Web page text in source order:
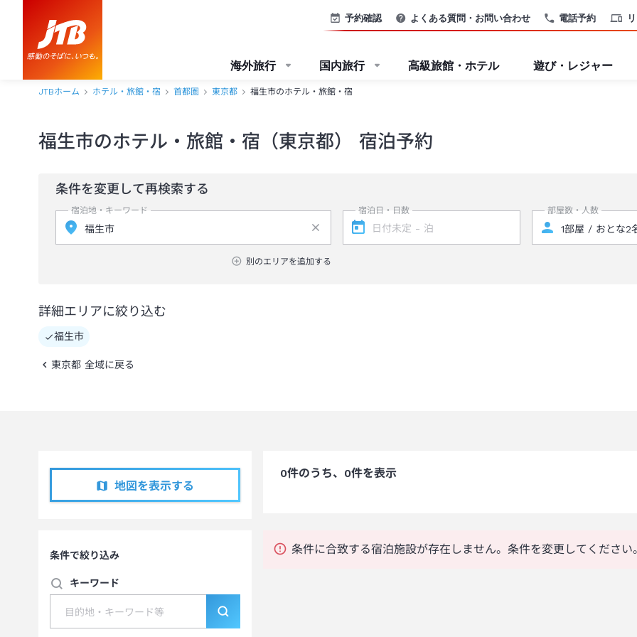
電話予約
予約確認 よくある質問・お問い合わせ
海外旅行 国内旅行 高級旅館・ホテル 遊び・レジャー
JTBホーム ホテル・旅館・宿 首都圏 東京都 福生市のホテル・旅館・宿
福生市のホテル・旅館・宿（東京都） 宿泊予約
条件を変更して再検索する
宿泊地・キーワード
別のエリアを追加する
宿泊日・日数 部屋数・人数
詳細エリアに絞り込む
福生市
東京都 全域に戻る
地図を表示する
条件で絞り込み
キーワード
0件のうち、0件を表示
条件に合致する宿泊施設が存在しません。条件を変更してください